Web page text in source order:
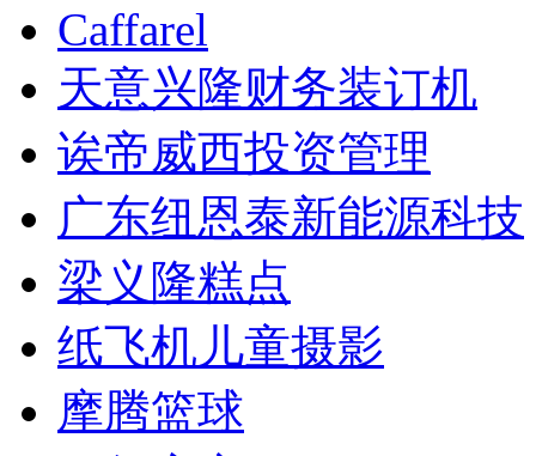
Caffarel
天意兴隆财务装订机
诶帝威西投资管理
广东纽恩泰新能源科技
梁义隆糕点
纸飞机儿童摄影
摩腾篮球